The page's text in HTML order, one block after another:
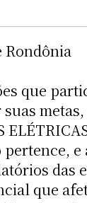
Rondônia
que
que